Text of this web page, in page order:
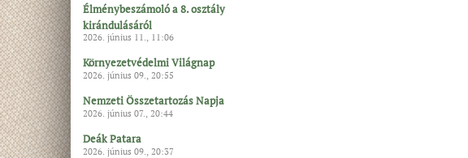
Élménybeszámoló a 8. osztály
kirándulásáról
2026. június 11., 11:06
Környezetvédelmi Világnap
2026. június 09., 20:55
Nemzeti Összetartozás Napja
2026. június 07., 20:44
Deák Patara
2026. június 09., 20:37